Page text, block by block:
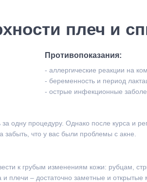
плеч и
Противопоказания:
- аллергические реакции на
- беременность и период
- острые инфекционные
одну процедуру. Однако после курса и
что у вас были проблемы с акне.
к грубым изменениям кожи: рубцам,
плечи – достаточно заметные и